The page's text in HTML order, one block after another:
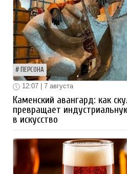
ПЕРСОНА
12:07 | 7 августа
Каменский авангард: как
превращает
в искусство